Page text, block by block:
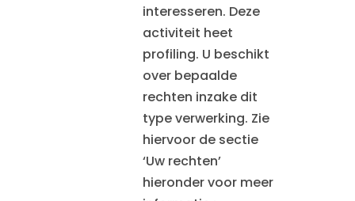
interesseren. Deze
activiteit heet
profiling. U beschikt
over bepaalde
rechten inzake dit
type verwerking. Zie
hiervoor de sectie
‘Uw rechten’
hieronder voor meer